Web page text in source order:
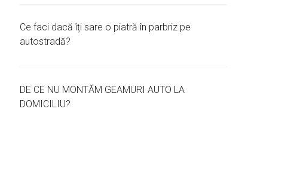
Ce faci dacă îți sare o piatră în parbriz pe
autostradă?
DE CE NU MONTĂM GEAMURI AUTO LA
DOMICILIU?